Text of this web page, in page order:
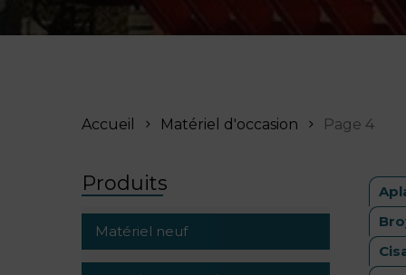
Accueil Matériel d'occasion Page 4
Produits
Matériel neuf